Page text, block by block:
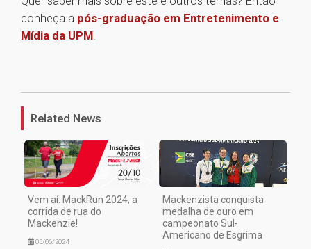
conheça a pós-graduação em Entretenimento e
Mídia da UPM.
Related News
Vem aí: MackRun 2024, a
corrida de rua do
Mackenzie!
05/06/2024
Mackenzista conquista
medalha de ouro em
campeonato Sul-
Americano de Esgrima